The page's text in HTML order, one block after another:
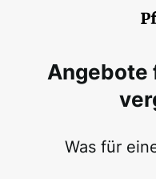
Angebote
Was für